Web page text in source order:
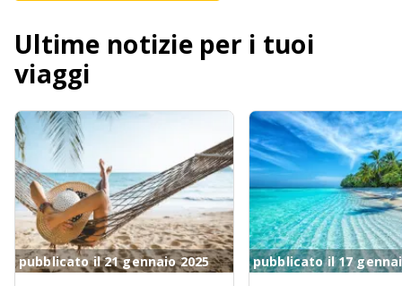
Ultime notizie per i tuoi
viaggi
pubblicato il 21 gennaio 2025 pubblicato il 17